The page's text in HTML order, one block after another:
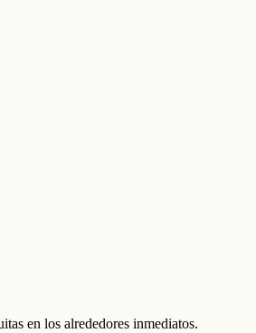
en los alrededores inmediatos.